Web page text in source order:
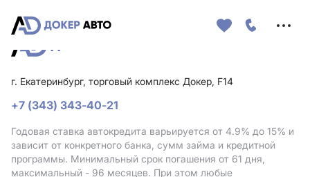
г. Екатеринбург, торговый комплекс Докер, F14
+7 (343) 343-40-21
Годовая ставка автокредита варьируется от 4.9% до 15% и
зависит от конкретного банка, сумм займа и кредитной
программы. Минимальный срок погашения от 61 дня,
максимальный - 96 месяцев. При этом любые